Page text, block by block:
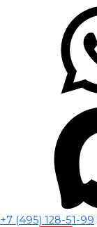
+7 (495) 128-51-99